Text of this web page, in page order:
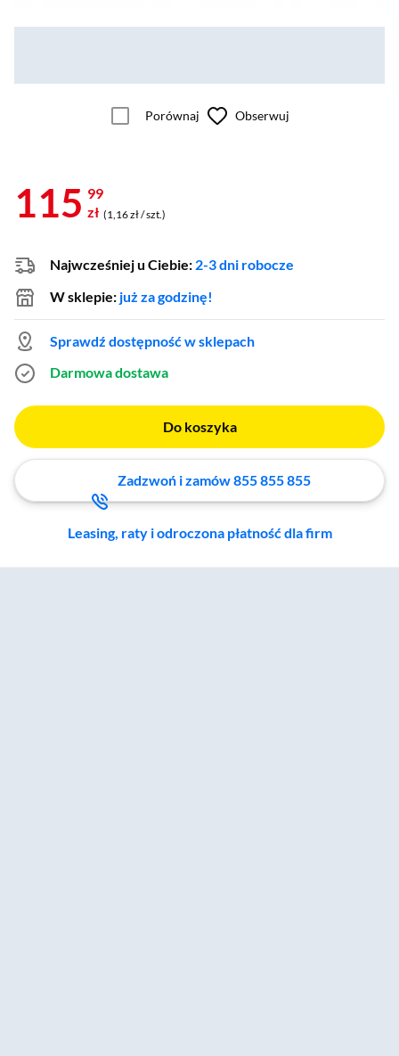
Porównaj Obserwuj
115 99
zł (1,16 zł / szt.)
Najwcześniej u Ciebie: 2-3 dni robocze
W sklepie: już za godzinę!
Sprawdź dostępność w sklepach
Darmowa dostawa
Do koszyka
Zadzwoń i zamów 855 855 855
Leasing, raty i odroczona płatność dla firm